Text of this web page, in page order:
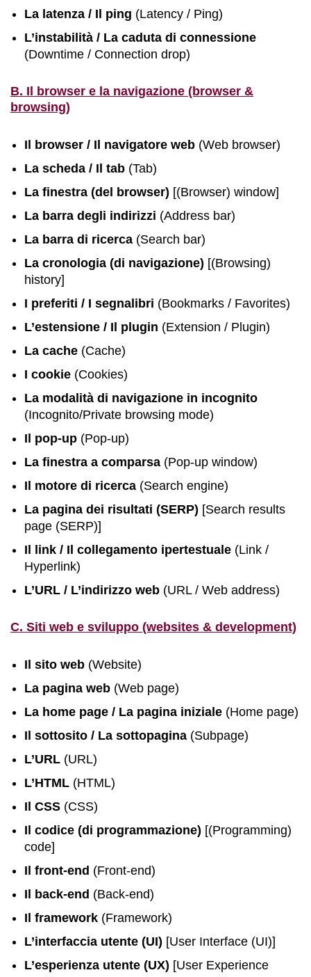
La latenza / Il ping (Latency / Ping)
L’instabilità / La caduta di connessione
(Downtime / Connection drop)
B. Il browser e la navigazione (browser &
browsing)
Il browser / Il navigatore web (Web browser)
La scheda / Il tab (Tab)
La finestra (del browser) [(Browser) window]
La barra degli indirizzi (Address bar)
La barra di ricerca (Search bar)
La cronologia (di navigazione) [(Browsing)
history]
I preferiti / I segnalibri (Bookmarks / Favorites)
L’estensione / Il plugin (Extension / Plugin)
La cache (Cache)
I cookie (Cookies)
La modalità di navigazione in incognito
(Incognito/Private browsing mode)
Il pop-up (Pop-up)
La finestra a comparsa (Pop-up window)
Il motore di ricerca (Search engine)
La pagina dei risultati (SERP) [Search results
page (SERP)]
Il link / Il collegamento ipertestuale (Link /
Hyperlink)
L’URL / L’indirizzo web (URL / Web address)
C. Siti web e sviluppo (websites & development)
Il sito web (Website)
La pagina web (Web page)
La home page / La pagina iniziale (Home page)
Il sottosito / La sottopagina (Subpage)
L’URL (URL)
L’HTML (HTML)
Il CSS (CSS)
Il codice (di programmazione) [(Programming)
code]
Il front-end (Front-end)
Il back-end (Back-end)
Il framework (Framework)
L’interfaccia utente (UI) [User Interface (UI)]
L’esperienza utente (UX) [User Experience